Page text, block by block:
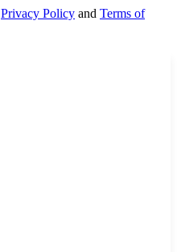
Privacy Policy and Terms of